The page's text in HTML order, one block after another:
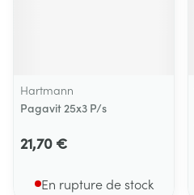
Hartmann
Pagavit 25x3 P/s
21,70 €
En rupture de stock